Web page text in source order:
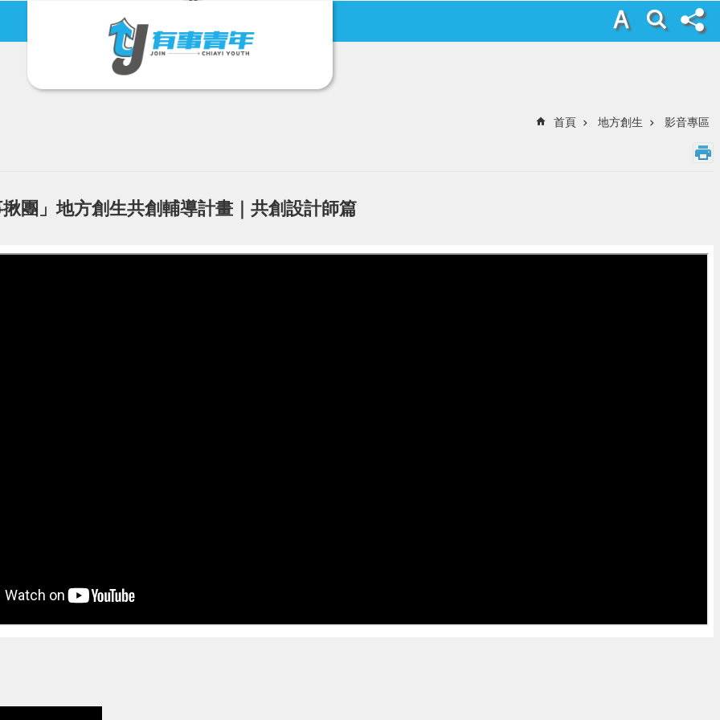
有事青年節
首頁 地方創生 影音專區
團」地方創生共創輔導計畫｜共創設計師篇